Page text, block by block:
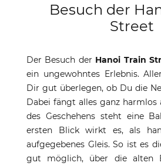
Besuch der
Street
Der Besuch der Hanoi Train
ein ungewohntes Erlebnis.
Dir gut überlegen, ob Du die
Dabei fängt alles ganz
des Geschehens steht eine
ersten Blick wirkt es, als
aufgegebenes Gleis. So ist es
gut möglich, über die alten